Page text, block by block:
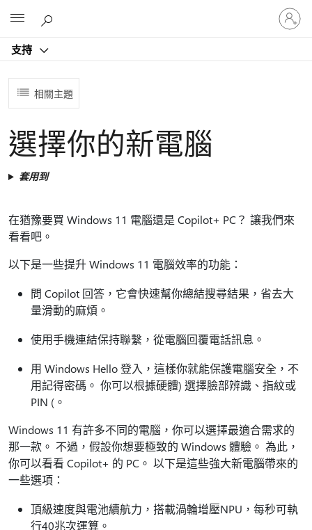
支持
登
入
您
相關主題
選擇你的新電腦
套用到
在猶豫要買 Windows 11 電腦還是 Copilot+ PC？ 讓我們來
看看吧。
以下是一些提升 Windows 11 電腦效率的功能：
問 Copilot 回答，它會快速幫你總結搜尋結果，省去大
量滑動的麻煩。
使用手機連結保持聯繫，從電腦回覆電話訊息。
用 Windows Hello 登入，這樣你就能保護電腦安全，不
用記得密碼。 你可以根據硬體) 選擇臉部辨識、指紋或
PIN (。
Windows 11 有許多不同的電腦，你可以選擇最適合需求的
那一款。 不過，假設你想要極致的 Windows 體驗。 為此，
你可以看看 Copilot+ 的 PC。 以下是這些強大新電腦帶來的
一些選項：
頂級速度與電池續航力，搭載渦輪增壓NPU，每秒可執
行40兆次運算。